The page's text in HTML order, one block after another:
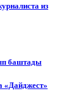
из
баштады
«Дайджест»